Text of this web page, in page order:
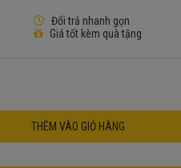
Đổi trả nhanh gọn
Giá tốt kèm quà tặng
THÊM VÀO GIỎ HÀNG